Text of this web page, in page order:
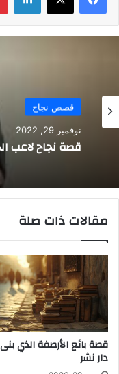
قصص نجاح
نوفمبر 29, 2022
قصة نجاح لاعب
مقالات ذات صلة
قصة بائع الأرصفة الذي
دار نشر